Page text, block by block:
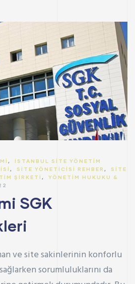
,İSTANBUL SITE YÖNETIM
,SITE YÖNETICISI REHBER ,SITE
ŞIRKETI ,YÖNETIM HUKUKU &
SGK
ve site sakinlerinin konforlu
sorumluluklarını da